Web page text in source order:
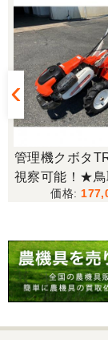
スタッ
対応頂
が、今
ようと
三重県
写真と
三重県
こちら
三重県
こちら
管理機クボタ
視察可能！★鳥
クボタ 管理機
現状渡し【